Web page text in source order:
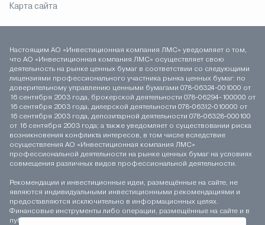
Карта сайта
Настоящим АО «Инвестиционная компания ЛМС» уведомляет о том,
что АО «Инвестиционная компания ЛМС» осуществляет свою
деятельность на рынке ценных бумаг в соответствии со следующими
лицензиями профессионального участника рынка ценных бумаг: по
доверительному управлению ценными бумагами 078-06324-001000 от
16 сентября 2003 года, брокерской деятельности 078-06294-100000 от
16 сентября 2003 года, дилерской деятельности 078-06312-010000 от
16 сентября 2003 года, депозитарной деятельности 078-06328-000100
от 16 сентября 2003 года; а также уведомляет о существовании риска
возникновения конфликта интересов, в том числе вследствие
осуществления АО «Инвестиционная компания ЛМС»
профессиональной деятельности на рынке ценных бумаг на условиях
совмещения различных видов профессиональной деятельности.
Рекомендации и инвестиционные идеи, размещённые на сайте, не
являются индивидуальными инвестиционными рекомендациями и
предоставляются исключительно в информационных целях.
Финансовые инструменты либо операции, размещённые на сайте и в
публикуемых материалах, могут не соответствовать вашему